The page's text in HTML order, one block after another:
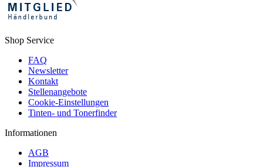
Shop Service
FAQ
Newsletter
Kontakt
Stellenangebote
Cookie-Einstellungen
Tinten- und Tonerfinder
Informationen
AGB
Impressum